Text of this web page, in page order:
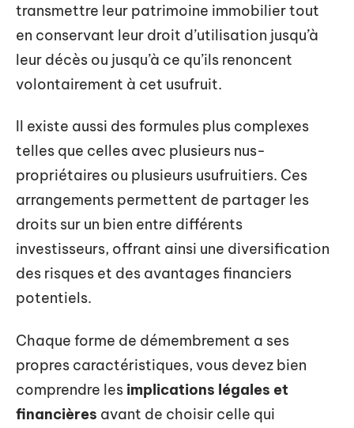
transmettre leur patrimoine immobilier tout
en conservant leur droit d’utilisation jusqu’à
leur décès ou jusqu’à ce qu’ils renoncent
volontairement à cet usufruit.
Il existe aussi des formules plus complexes
telles que celles avec plusieurs nus-
propriétaires ou plusieurs usufruitiers. Ces
arrangements permettent de partager les
droits sur un bien entre différents
investisseurs, offrant ainsi une diversification
des risques et des avantages financiers
potentiels.
Chaque forme de démembrement a ses
propres caractéristiques, vous devez bien
comprendre les implications légales et
financières avant de choisir celle qui